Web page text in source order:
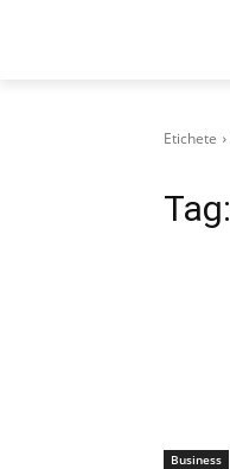
Etichete
Tag:
Business